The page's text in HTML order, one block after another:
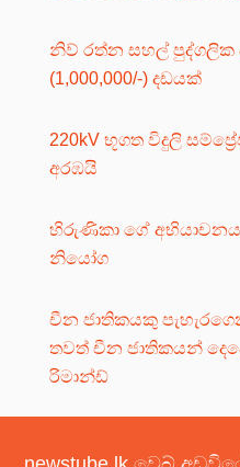
නිව් රත්න සහල් පුද්ගලික
(1,000,000/-) දඩයක්
220kV භූගත විදුලි
අරඹයි
හිරුණිකා ගේ අභියාචනය
නියෝග
චීන ජාතිකයකු
තවත් චීන ජාතිකයන්
රිමාන්ඩ්